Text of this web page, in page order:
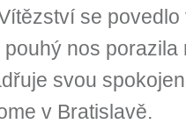
se
pouhý nos
svou
v Bratislavě.